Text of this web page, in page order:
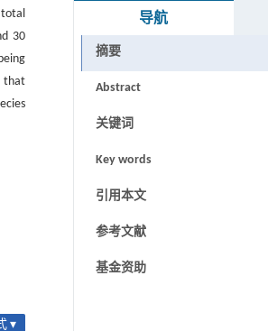
total
30
that
▾
导航
摘要
Abstract
关键词
Key words
引用本文
参考文献
基金资助